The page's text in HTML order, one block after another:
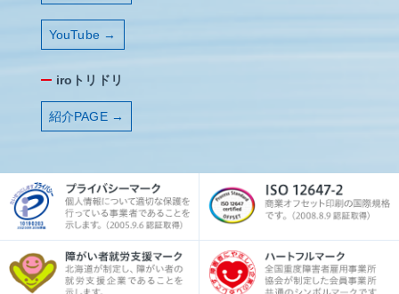
YouTube →
iroトリドリ
紹介PAGE →